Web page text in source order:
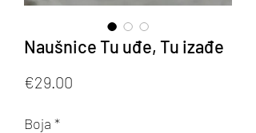
Naušnice Tu uđe, Tu izađe
€29.00
Boja *